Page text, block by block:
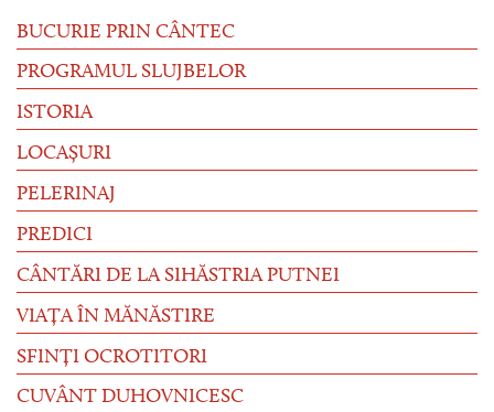
BUCURIE PRIN CÂNTEC
PROGRAMUL SLUJBELOR
ISTORIA
LOCAȘURI
PELERINAJ
PREDICI
CÂNTĂRI DE LA SIHĂSTRIA PUTNEI
VIAȚA ÎN MĂNĂSTIRE
SFINȚI OCROTITORI
CUVÂNT DUHOVNICESC